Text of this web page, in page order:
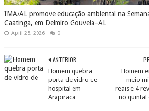
IMA/AL promove educação ambiental na
Caatinga, em Delmiro Gouveia–AL
April 25, 2026 0
Homem
meio
reais e 4
no quintal
ANTERIOR
Homem quebra
porta de vidro de
hospital em
Arapiraca